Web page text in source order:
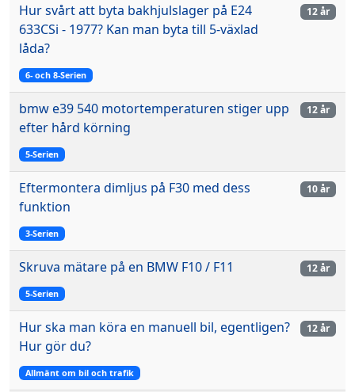
Hur svårt att byta bakhjulslager på E24
633CSi - 1977? Kan man byta till 5-växlad
låda?
6- och 8-Serien
12 år
bmw e39 540 motortemperaturen stiger upp
efter hård körning
5-Serien
12 år
Eftermontera dimljus på F30 med dess
funktion
3-Serien
10 år
Skruva mätare på en BMW F10 / F11
5-Serien
12 år
Hur ska man köra en manuell bil, egentligen?
Hur gör du?
Allmänt om bil och trafik
12 år